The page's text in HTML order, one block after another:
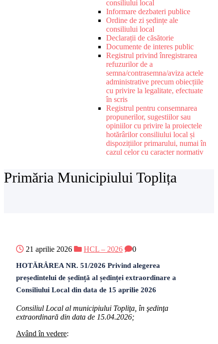
consiliului local
Informare dezbateri publice
Ordine de zi ședințe ale
consiliului local
Declarații de căsătorie
Documente de interes public
Registrul privind înregistrarea
refuzurilor de a
semna/contrasemna/aviza actele
administrative precum obiecțiile
cu privire la legalitate, efectuate
în scris
Registrul pentru consemnarea
propunerilor, sugestiilor sau
opiniilor cu privire la proiectele
hotărârilor consiliului local și
dispozițiilor primarului, numai în
cazul celor cu caracter normativ
Primăria Municipiului Toplița
21 aprilie 2026 HCL – 2026 0
HOTǍRÂREA NR. 51/2026 Privind alegerea
președintelui de ședință al ședinței extraordinare a
Consiliului Local din data de 15 aprilie 2026
Consiliul Local al municipiului Topliţa, în şedinţa
extraordinară din data de 15.04.2026;
Având în vedere: